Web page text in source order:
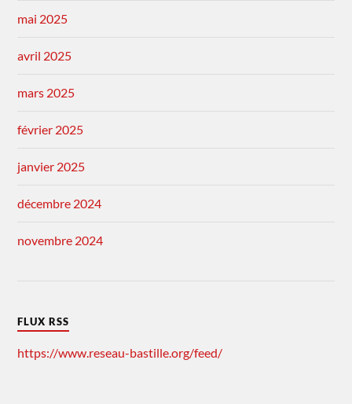
mai 2025
avril 2025
mars 2025
février 2025
janvier 2025
décembre 2024
novembre 2024
FLUX RSS
https://www.reseau-bastille.org/feed/